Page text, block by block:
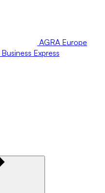
AGRA Europe
Business Express